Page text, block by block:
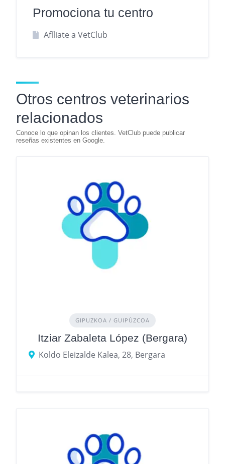
Promociona tu centro
Afíliate a VetClub
Otros centros veterinarios
relacionados
GIPUZKOA / GUIPÚZCOA
Itziar Zabaleta López (Bergara)
Koldo Eleizalde Kalea, 28, Bergara